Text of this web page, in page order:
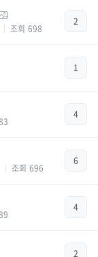
조회 698
2
1
4
조회 696
6
4
2